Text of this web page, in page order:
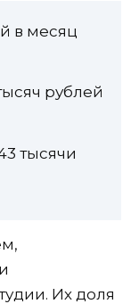
в месяц
рублей
тысячи
Их доля